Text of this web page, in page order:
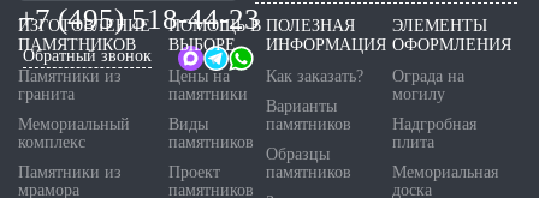
+7 (495) 518-44-23
Обратный звонок
ИЗГОТОВЛЕНИЕ
ПАМЯТНИКОВ
Памятники из
гранита
Мемориальный
комплекс
Памятники из
мрамора
ПОМОЩЬ В
ВЫБОРЕ
Цены на
памятники
Виды
памятников
Проект
памятников
ПОЛЕЗНАЯ
ИНФОРМАЦИЯ
Как заказать?
Варианты
памятников
Образцы
памятников
ЭЛЕМЕНТЫ
ОФОРМЛЕНИЯ
Ограда на
могилу
Надгробная
плита
Мемориальная
доска